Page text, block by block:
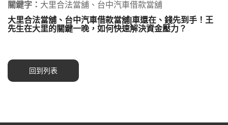
關鍵字： 大里合法當舖、台中汽車借款當舖
大里合法當舖、台中汽車借款當舖|車還在、錢先到手！王
先生在大里的關鍵一晚，如何快速解決資金壓力？
回到列表